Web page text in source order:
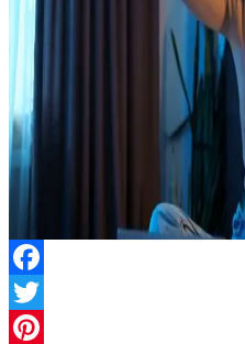
Facebook
Twitter